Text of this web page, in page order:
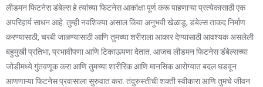
लीडमन फिटनेस डंबेल्स हे त्यांच्या फिटनेस आकांक्षा पूर्ण करू पाहणाऱ्या प्रत्येकासाठी एक
अपरिहार्य साधन आहे. तुम्ही नवशिक्या असाल किंवा अनुभवी खेळाडू, डंबेल्स ताकद निर्माण
करण्यासाठी, चरबी जाळण्यासाठी आणि तुमच्या शरीराला आकार देण्यासाठी आवश्यक असलेली
बहुमुखी प्रतिभा, प्रभावीपणा आणि टिकाऊपणा देतात. आजच लीडमन फिटनेस डंबेल्सच्या
जोडीमध्ये गुंतवणूक करा आणि तुमच्या शारीरिक आणि मानसिक आरोग्यात बदल घडवून
आणणाऱ्या फिटनेस प्रवासाला सुरुवात करा. तंदुरुस्तीची शक्ती स्वीकारा आणि तुमचे जीवन